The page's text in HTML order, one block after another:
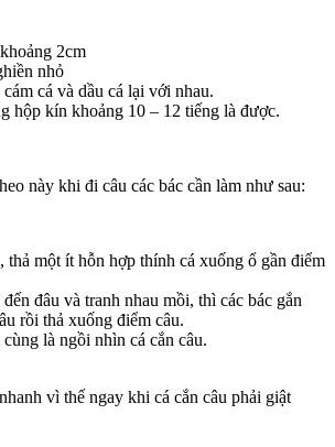
2cm
nhỏ
cá và dầu cá lại với nhau.
hộp kín khoảng 10 – 12 tiếng là được.
này khi đi câu các bác cần làm như sau:
thả một ít hỗn hợp thính cá xuống ổ gần điểm
đâu và tranh nhau mồi, thì các bác gắn
rồi thả xuống điểm câu.
là ngồi nhìn cá cắn câu.
vì thế ngay khi cá cắn câu phải giật